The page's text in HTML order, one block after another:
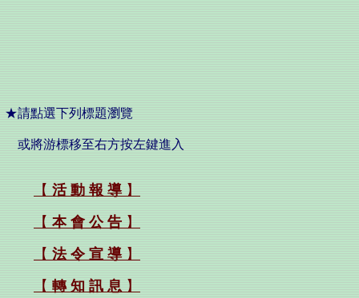
★請點選下列標題瀏覽
或將游標移至右方按左鍵進入
【 活 動 報 導 】
【 本 會 公 告 】
【 法 令 宣 導 】
【 轉 知 訊 息 】